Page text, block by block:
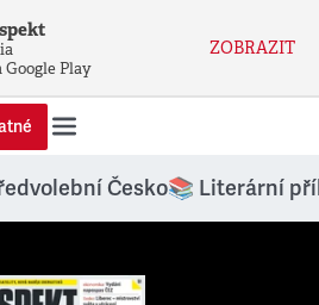
Google Play
ZOBRAZIT
Česko📚 Literární